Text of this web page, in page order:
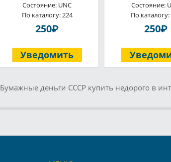
Состояние: UNC
По каталогу: 224
250P
Уведомить
Состояние:
По каталогу:
250P
Бумажные деньги СССР купить недорого в